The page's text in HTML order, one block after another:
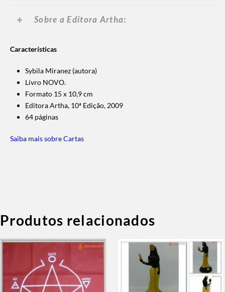
Sobre a Editora Artha:
Características
Sybila Miranez (autora)
Livro NOVO.
Formato 15 x 10,9 cm
Editora Artha, 10ª Edição, 2009
64 páginas
Saiba mais sobre Cartas
Produtos relacionados